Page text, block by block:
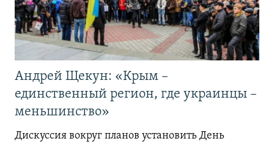
Андрей Щекун: «Крым –
единственный регион, где украинцы –
меньшинство»
Дискуссия вокруг планов установить День